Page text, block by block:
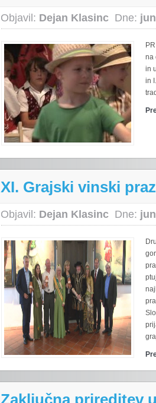
Objavil: Dejan Klasinc Dne:
na
in
in
XI. Grajski vinski
Objavil: Dejan Klasinc Dne:
Zaključna prireditev